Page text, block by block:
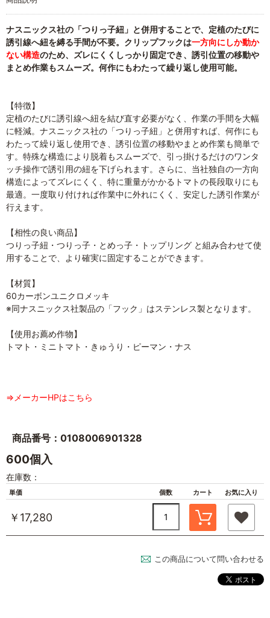
ナスニックス社の「つりっ子紐」と併用することで、定植のたびに
誘引線へ紐を縛る手間が不要。クリップフックは一方向にしか動か
ない構造のため、ズレにくくしっかり固定でき、誘引位置の移動や
まとめ作業もスムーズ。何作にもわたって繰り返し使用可能。
【特徴】
定植のたびに誘引線へ紐を結び直す必要がなく、作業の手間を大幅
に軽減。ナスニックス社の「つりっ子紐」と併用すれば、何作にも
わたって繰り返し使用でき、誘引位置の移動やまとめ作業も簡単で
す。特殊な構造により脱着もスムーズで、引っ掛けるだけのワンタ
ッチ操作で誘引用の紐を下げられます。さらに、当社独自の一方向
構造によってズレにくく、特に重量がかかるトマトの長段取りにも
最適。一度取り付ければ作業中に外れにくく、安定した誘引作業が
行えます。
【相性の良い商品】
つりっ子紐・つりっ子・とめっ子・トップリング と組み合わせて使
用することで、より確実に固定することができます。
【材質】
60カーボンユニクロメッキ
※同ナスニックス社製品の「フック」はステンレス製となります。
【使用お薦め作物】
トマト・ミニトマト・きゅうり・ピーマン・ナス
⇒メーカーHPはこちら
商品番号：0108006901328
600個入
在庫数：
単価 個数 カート お気に入り
￥17,280
この商品について問い合わせる